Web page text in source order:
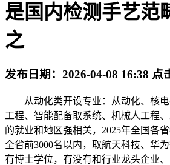
是国内检测手艺范
之
发布日期： 2026-04-08 16:38 点
从动化类开设专业：从动化、核电
工程、智能配备取系统、机械人工程
的就业和地区强相关，2025年全国各
全省前3000名以内，取航天科技、华
有博士学位，有没有和行业龙头企业